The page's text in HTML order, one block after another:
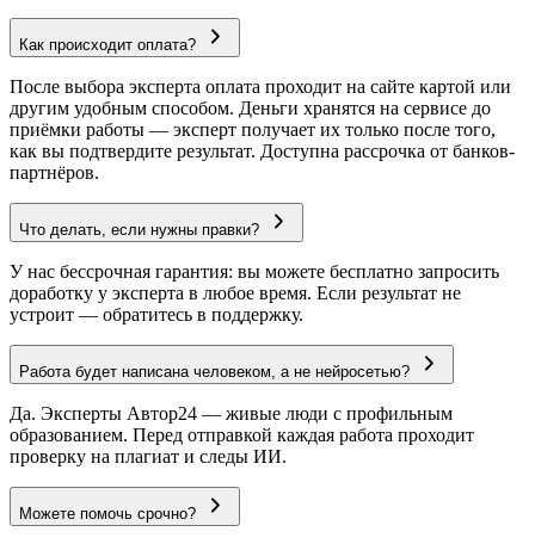
Как происходит оплата?
После выбора эксперта оплата проходит на сайте картой или
другим удобным способом. Деньги хранятся на сервисе до
приёмки работы — эксперт получает их только после того,
как вы подтвердите результат. Доступна рассрочка от банков-
партнёров.
Что делать, если нужны правки?
У нас бессрочная гарантия: вы можете бесплатно запросить
доработку у эксперта в любое время. Если результат не
устроит — обратитесь в поддержку.
Работа будет написана человеком, а не нейросетью?
Да. Эксперты Автор24 — живые люди с профильным
образованием. Перед отправкой каждая работа проходит
проверку на плагиат и следы ИИ.
Можете помочь срочно?